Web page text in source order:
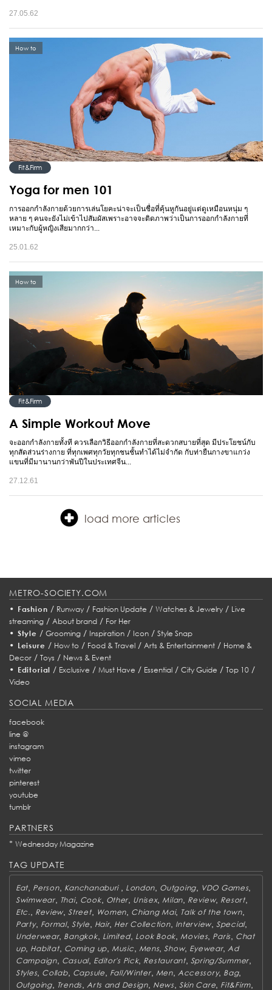
27.05.62
How to
Fit&Firm
Yoga for men 101
การออกกำลังกายด้วยการเล่นโยคะน่าจะเป็นชื่อที่คุ้นหูกันอยู่แต่ดูเหมือนหนุ่ม ๆ
หลาย ๆ คนจะยังไม่เข้าไปสัมผัสเพราะอาจจะติดภาพว่าเป็นการออกกำลังกายที่
เหมาะกับผู้หญิงเสียมากกว่า...
25.01.62
How to
Fit&Firm
A Simple Workout Move
จะออกกำลังกายทั้งที ควรเลือกวิธีออกกำลังกายที่สะดวกสบายที่สุด มีประโยชน์กับ
ทุกสัดส่วนร่างกาย ที่ทุกเพศทุกวัยทุกชนชั้นทำได้ไม่จำกัด กับท่ายืนกางขาแกว่ง
แขนที่มีมานานกว่าพันปีในประเทศจีน...
27.12.61
load more articles
METRO-SOCIETY.COM
• Fashion / Runway/ Fashion Update / Watches & Jewelry/ Live
streaming / About brand / For Her
• Style / Grooming/ Inspiration/ Icon/ Style Snap
• Leisure / How to/ Food & Travel/ Arts & Entertainment/ Home &
Decor / Toys / News & Event
• Editorial / Exclusive /Must Have / Essential /City Guide /Top 10 /
Video
SOCIAL MEDIA
facebook
line @
instagram
vimeo
twitter
pinterest
youtube
tumblr
PARTNERS
* Wednesday Magazine
TAG UPDATE
Eat Person, Kanchanaburi London Outgoing, VDO Games,
Swimwear, Thai, Cook, Other Unisex, Milan Review, Resort,
Etc. Review,Street, Women Chiang Mai, Talk of the town,
Party, Formal, Style Hair, Her Collection, Interview,Special,
Underwear, Bangkok, Limited, Look Book Movies, Paris Chat
up, Habitat, Coming up, Music Mens,Show, Eyewear, Ad
Campaign, Casual, Editor's Pick, Restaurant, Spring/Summer
Styles, Collab, Capsule Fall/Winter, Men, Accessory, Bag,
Outgoing, Trends Arts and Design, News, Skin Care Fit&Firm